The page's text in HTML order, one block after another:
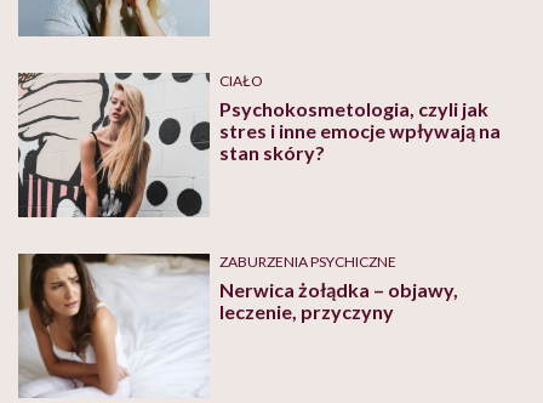
CIAŁO
Psychokosmetologia, czyli jak
stres i inne emocje wpływają na
stan skóry?
ZABURZENIA PSYCHICZNE
Nerwica żołądka – objawy,
leczenie, przyczyny